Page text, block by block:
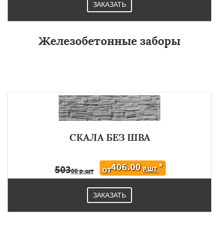
ЗАКАЗАТЬ
Железобетонные заборы
СКАЛА БЕЗ ШВА
50300 р.шт ОТ406.00 Р.ШТ*
ЗАКАЗАТЬ